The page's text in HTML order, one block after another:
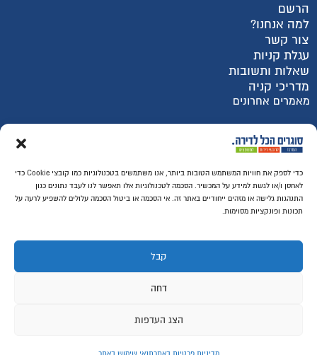
כדי לספק את חוויות המשתמש הטובות ביותר, אנו משתמשים בטכנולוגיות כמו קובצי Cookie כדי
לאחסן ו/או לגשת למידע על המכשיר. הסכמה לטכנולוגיות אלו תאפשר לנו לעבד נתונים כגון
התנהגות גלישה או מזהים ייחודיים באתר זה. אי הסכמה או ביטול הסכמה עלולים להשפיע לרעה על
תכונות ופונקציות מסוימות.
קבל
דחה
הצג העדפות
הרשם
למה אנחנו?
צור קשר
עגלת קניות
שאלות ותשובות
מדריכי קניה
מאמרים אחרונים
רכישה מאובטחת SSL
© ​כל הזכויות שמורות לסוגרים הכל לדירה